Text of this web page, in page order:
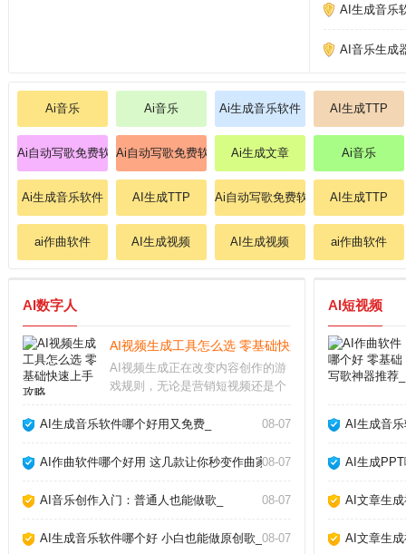
AI生成音乐
AI音乐生成
Ai音乐 Ai音乐 Ai生成音乐软件 AI生成TTP
Ai自动写歌免费软件Ai自动写歌免费软件 Ai生成文章 Ai音乐
Ai生成音乐软件 AI生成TTP Ai自动写歌免费软件 AI生成TTP
ai作曲软件 AI生成视频 AI生成视频 ai作曲软件
AI数字人
AI视频生成工具怎么选 零基础快速上手攻略_
AI视频生成正在改变内容创作的游
戏规则，无论是营销短视频还是个
高质量画面。作为长期使用各类AI
方法，效率能提升十倍以上。AI视
AI生成音乐软件哪个好用又免费_ 08-07
AI作曲软件哪个好用 这几款让你秒变作曲家_08-07
AI音乐创作入门：普通人也能做歌_ 08-07
AI生成音乐软件哪个好 小白也能做原创歌_ 08-07
AI短视频
AI生成音
AI生成
AI文章生
AI文章生